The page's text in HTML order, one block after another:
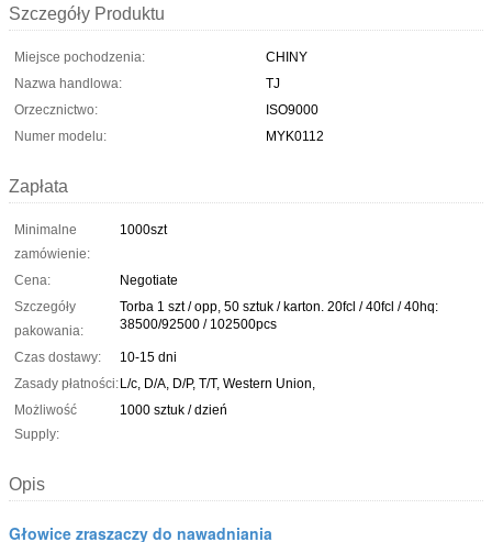
Szczegóły Produktu
Miejsce pochodzenia:
CHINY
Nazwa handlowa:
TJ
Orzecznictwo:
ISO9000
Numer modelu:
MYK0112
Zapłata
Minimalne
zamówienie:
1000szt
Cena:
Negotiate
Szczegóły
pakowania:
Torba 1 szt / opp, 50 sztuk / karton. 20fcl / 40fcl / 40hq:
38500/92500 / 102500pcs
Czas dostawy:
10-15 dni
Zasady płatności:L/c, D/A, D/P, T/T, Western Union,
Możliwość
Supply:
1000 sztuk / dzień
Opis
Głowice zraszaczy do nawadniania